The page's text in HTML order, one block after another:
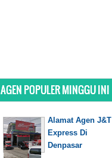
AGEN POPULER MINGGU INI
Alamat Agen J&T
Express Di
Denpasar